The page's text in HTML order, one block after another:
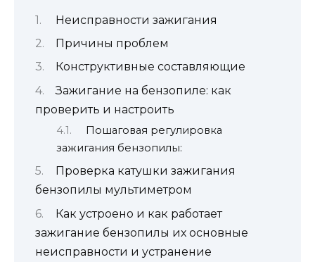
Неисправности зажигания
Причины проблем
Конструктивные составляющие
Зажигание на бензопиле: как
проверить и настроить
Пошаговая регулировка
зажигания бензопилы:
Проверка катушки зажигания
бензопилы мультиметром
Как устроено и как работает
зажигание бензопилы их основные
неисправности и устранение